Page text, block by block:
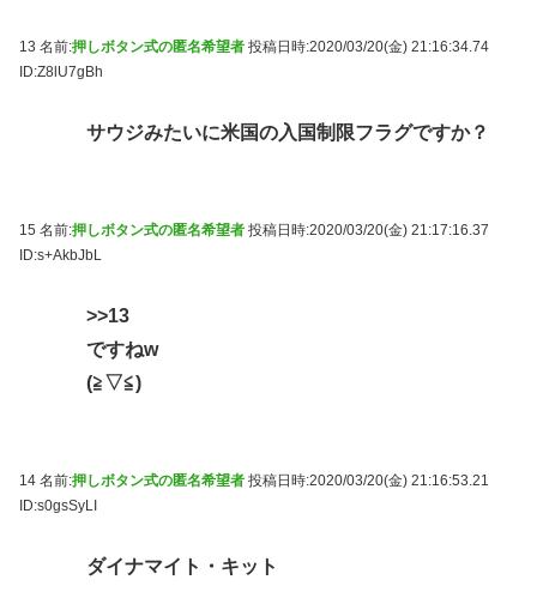
13 名前:押しボタン式の匿名希望者 投稿日時:2020/03/20(金) 21:16:34.74
ID:Z8lU7gBh
サウジみたいに米国の入国制限フラグですか？
15 名前:押しボタン式の匿名希望者 投稿日時:2020/03/20(金) 21:17:16.37
ID:s+AkbJbL
>>13
ですねw
(≧▽≦)
14 名前:押しボタン式の匿名希望者 投稿日時:2020/03/20(金) 21:16:53.21
ID:s0gsSyLI
ダイナマイト・キット